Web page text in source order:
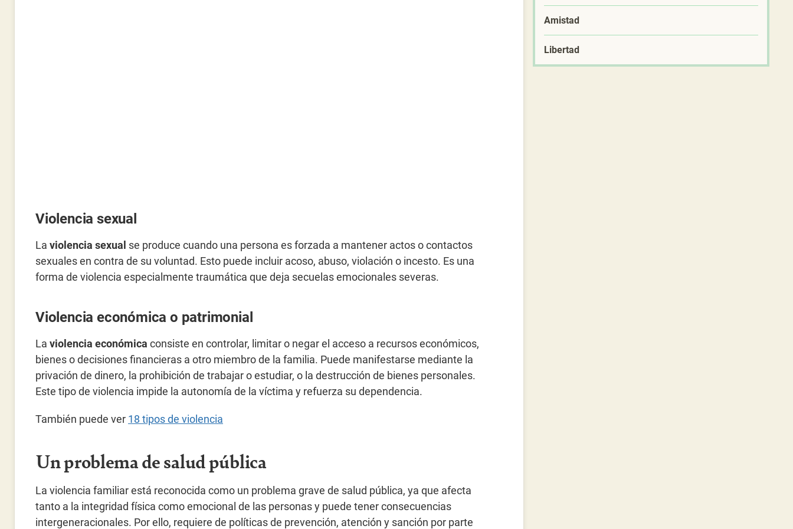
Violencia sexual
La violencia sexual se produce cuando una persona es forzada a mantener actos o contactos
sexuales en contra de su voluntad. Esto puede incluir acoso, abuso, violación o incesto. Es una
forma de violencia especialmente traumática que deja secuelas emocionales severas.
Violencia económica o patrimonial
La violencia económica consiste en controlar, limitar o negar el acceso a recursos económicos,
bienes o decisiones financieras a otro miembro de la familia. Puede manifestarse mediante la
privación de dinero, la prohibición de trabajar o estudiar, o la destrucción de bienes personales.
Este tipo de violencia impide la autonomía de la víctima y refuerza su dependencia.
También puede ver 18 tipos de violencia
Un problema de salud pública
La violencia familiar está reconocida como un problema grave de salud pública, ya que afecta
tanto a la integridad física como emocional de las personas y puede tener consecuencias
intergeneracionales. Por ello, requiere de políticas de prevención, atención y sanción por parte
Amistad
Libertad